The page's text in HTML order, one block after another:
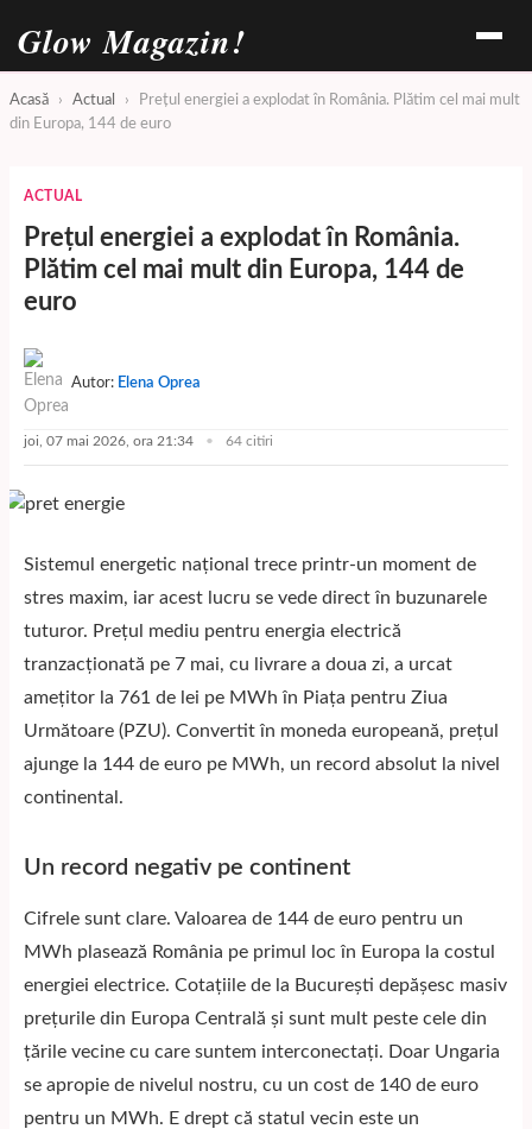
Glow Magazin!
Acasă › Actual ›
Prețul energiei a explodat în România. Plătim cel mai mult
din Europa, 144 de euro
ACTUAL
Prețul energiei a explodat în România.
Plătim cel mai mult din Europa, 144 de
euro
Autor: Elena Oprea
joi, 07 mai 2026, ora 21:34 64 citiri
Sistemul energetic național trece printr-un moment de
stres maxim, iar acest lucru se vede direct în buzunarele
tuturor. Prețul mediu pentru energia electrică
tranzacționată pe 7 mai, cu livrare a doua zi, a urcat
amețitor la 761 de lei pe MWh în Piața pentru Ziua
Următoare (PZU). Convertit în moneda europeană, prețul
ajunge la 144 de euro pe MWh, un record absolut la nivel
continental.
Un record negativ pe continent
Cifrele sunt clare. Valoarea de 144 de euro pentru un
MWh plasează România pe primul loc în Europa la costul
energiei electrice. Cotațiile de la București depășesc masiv
prețurile din Europa Centrală și sunt mult peste cele din
țările vecine cu care suntem interconectați. Doar Ungaria
se apropie de nivelul nostru, cu un cost de 140 de euro
pentru un MWh. E drept că statul vecin este un